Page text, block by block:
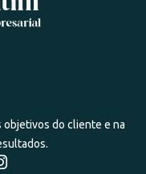
do cliente e na